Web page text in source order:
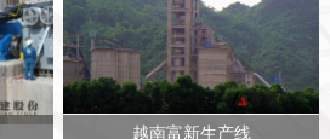
越南富新生产线